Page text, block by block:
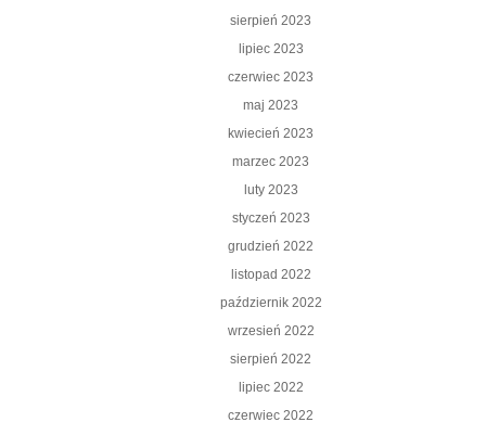
sierpień 2023
lipiec 2023
czerwiec 2023
maj 2023
kwiecień 2023
marzec 2023
luty 2023
styczeń 2023
grudzień 2022
listopad 2022
październik 2022
wrzesień 2022
sierpień 2022
lipiec 2022
czerwiec 2022